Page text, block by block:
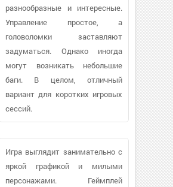
разнообразные и интересные.
Управление простое, а
головоломки заставляют
задуматься. Однако иногда
могут возникать небольшие
баги. В целом, отличный
вариант для коротких игровых
сессий.
Игра выглядит занимательно с
яркой графикой и милыми
персонажами. Геймплей